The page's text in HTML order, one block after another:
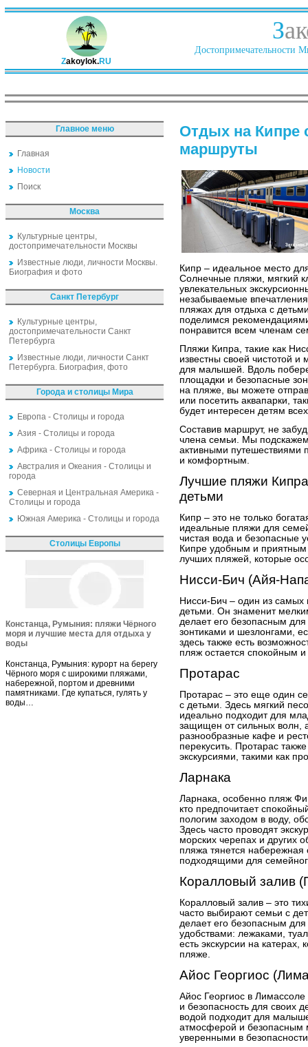
Zakoylok.RU
З
Достопримечательности
Главное меню
Главная
Новости
Поиск
Москва
Культурные центры,
достопримечательности Москвы
Известные люди, личности Москвы.
Биография и фото
Санкт Петербург
Культурные центры,
достопримечательности Санкт
Петербурга
Известные люди, личности Санкт
Петербурга. Биография, фото
Города и столицы Мира
Европа - Столицы и города
Азия - Столицы и города
Африка - Столицы и города
Австралия и Океания - Столицы и
города
Северная и Центральная Америка -
Столицы и города
Южная Америка - Столицы и города
Столицы Европы
Констанца, Румыния: пляжи Чёрного
моря и лучшие места для отдыха у
воды
Констанца, Румыния: курорт на берегу
Чёрного моря с широкими пляжами,
набережной, портом и древними
памятниками. Где купаться, гулять у
воды…
Отдых на Кипре
маршруты
Кипр – идеальное место
Солнечные пляжи, мягкий
увлекательных
незабываемые
пляжах для отдыха с
поделимся
понравится всем членам
Пляжи Кипра, такие как
известны своей чистотой
для малышей. Вдоль
площадки и безопасные
на пляже, вы можете
или посетить аквапарки,
будет интересен детям
Составив маршрут, не
члена семьи. Мы
активными путешествиями
и комфортным.
Лучшие пляжи
детьми
Кипр – это не только
идеальные пляжи для
чистая вода и безопасные
Кипре удобным и приятным
лучших пляжей, которые
Нисси-Бич (Айя-
Нисси-Бич – один из
детьми. Он знаменит
делает его безопасным
зонтиками и шезлонгами,
здесь также есть
пляж остается спокойным
Протарас
Протарас – это еще один
с детьми. Здесь мягкий
идеально подходит для
защищен от сильных волн,
разнообразные кафе и
перекусить. Протарас
экскурсиями, такими как
Ларнака
Ларнака, особенно пляж
кто предпочитает
пологим заходом в воду,
Здесь часто проводят
морских черепах и других
пляжа тянется
подходящими для
Коралловый залив
Коралловый залив – это
часто выбирают семьи с
делает его безопасным
удобствами: лежаками,
есть экскурсии на
пляже.
Айос Георгиос
Айос Георгиос в
и безопасность для своих
водой подходит для
атмосферой и безопасным
уверенными в